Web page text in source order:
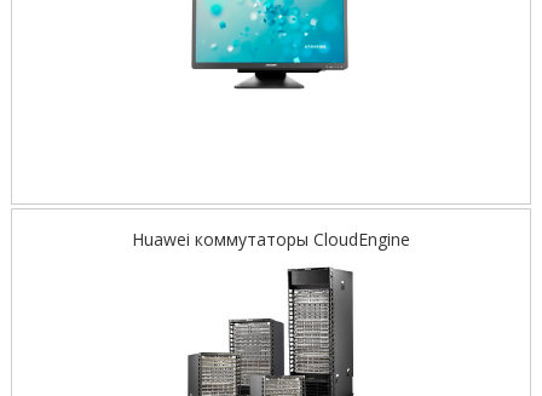
Huawei коммутаторы CloudEngine